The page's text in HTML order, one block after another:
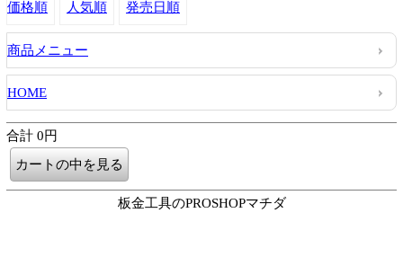
価格順 人気順 発売日順
商品メニュー
HOME
合計 0円
板金工具のPROSHOPマチダ